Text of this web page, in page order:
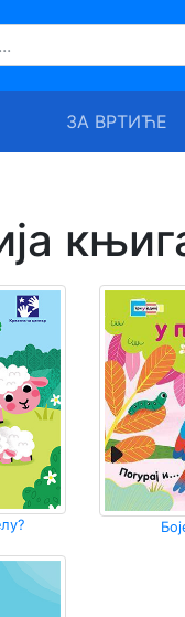
ЗА ВРТИЋЕ